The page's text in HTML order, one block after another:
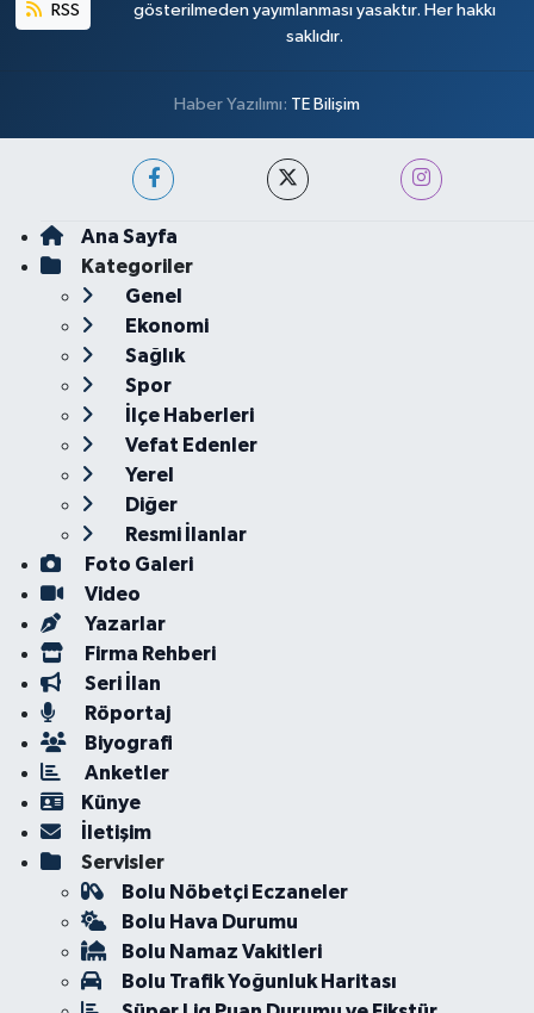
RSS
gösterilmeden yayımlanması yasaktır. Her hakkı
saklıdır.
Haber Yazılımı: TE Bilişim
Ana Sayfa
Kategoriler
Genel
Ekonomi
Sağlık
Spor
İlçe Haberleri
Vefat Edenler
Yerel
Diğer
Resmi İlanlar
Foto Galeri
Video
Yazarlar
Firma Rehberi
Seri İlan
Röportaj
Biyografi
Anketler
Künye
İletişim
Servisler
Bolu Nöbetçi Eczaneler
Bolu Hava Durumu
Bolu Namaz Vakitleri
Bolu Trafik Yoğunluk Haritası